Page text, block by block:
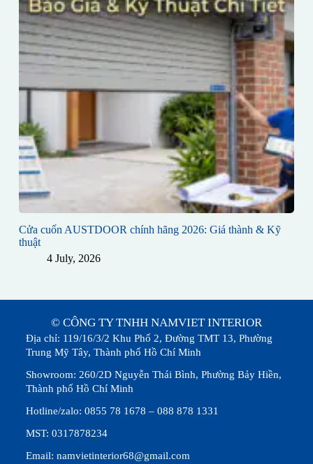
Cửa cuốn AUSTDOOR chính hãng 2026: Giá thành & Kỹ
thuật
4 July, 2026
© CÔNG TY TNHH NAMVIET INTERIOR
Địa chỉ: 119/16/3/2 Khu Phố 2, Đường TMT 13, Phường
Trung Mỹ Tây, Thành phố Hồ Chí Minh
Showroom: 260/2D Nguyễn Thái Bình, Phường Bảy Hiền,
Thành phố Hồ Chí Minh
Hotline/zalo: 0855 78 1678 – 088 878 1331
MST: 0317878234
Email: namvietinterior68@gmail.com